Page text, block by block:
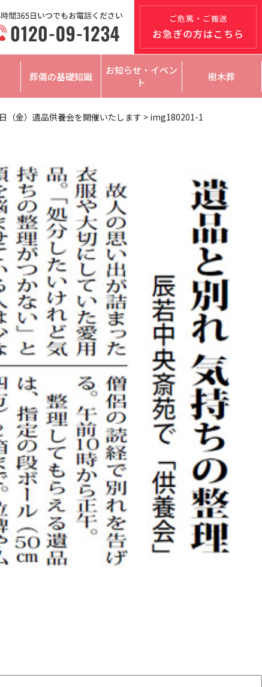
ご危篤・ご搬送
お急ぎの方はこちら
葬儀の基礎知識
お知らせ・イベン
ト
樹木葬
（金）遺品供養会を開催いたします > img180201-1